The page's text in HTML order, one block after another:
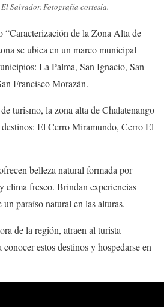
Salvador. Fotografía cortesía.
“Caracterización de la Zona Alta de
se ubica en un marco municipal
La Palma, San Ignacio, San
Francisco Morazán.
turismo, la zona alta de Chalatenango
El Cerro Miramundo, Cerro El
belleza natural formada por
clima fresco. Brindan experiencias
paraíso natural en las alturas.
de la región, atraen al turista
estos destinos y hospedarse en